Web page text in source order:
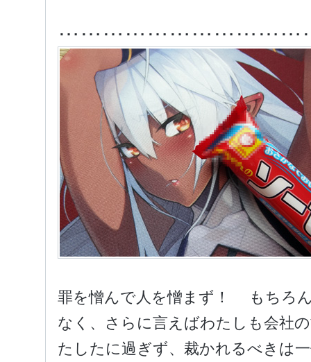
罪を憎んで人を憎まず！ もちろ
なく、さらに言えばわたしも会社
たしたに過ぎず、裁かれるべき